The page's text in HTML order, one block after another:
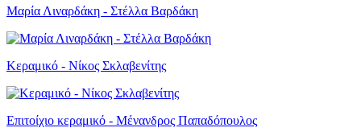
Μαρία Λιναρδάκη - Στέλλα Βαρδάκη
Κεραμικό - Νίκος Σκλαβενίτης
Επιτοίχιο κεραμικό - Μένανδρος Παπαδόπουλος